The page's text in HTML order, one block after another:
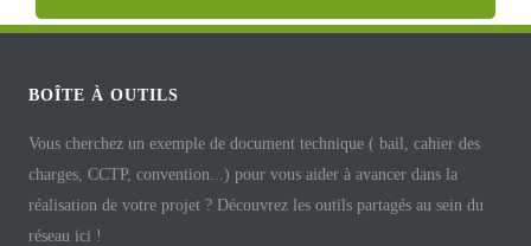
BOÎTE À OUTILS
Vous cherchez un exemple de document technique ( bail, cahier des
charges, CCTP, convention...) pour vous aider à avancer dans la
réalisation de votre projet ? Découvrez les outils partagés au sein du
réseau ici !